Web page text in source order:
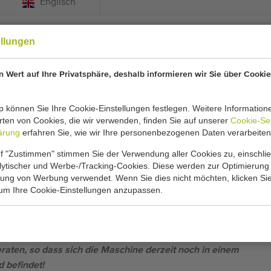
Wert auf Ihre Privatsphäre, deshalb informieren wir Sie über
können Sie Ihre Cookie-Einstellungen festlegen. Weitere
von Cookies, die wir verwenden, finden Sie auf unserer Cookie-
erfahren Sie, wie wir Ihre personenbezogenen Daten verarbeiten.
"Zustimmen" stimmen Sie der Verwendung aller Cookies zu,
und Werbe-/Tracking-Cookies. Diese werden zur
von Werbung verwendet. Wenn Sie dies nicht möchten, klicken
Ihre Cookie-Einstellungen anzupassen.
Englisch
mit pneumatischem Topfmagazin
ihrem ersten und einzigen Besitzer, der die
lang benutzt hat. In jeder Saison verarbeitete die
mit 1 m³ Erde, sodass insgesamt nur 20 m³ Erde
der Produktion wurde die Maschine trocken und
so dass sich die Maschine derzeit noch in einem
befindet!